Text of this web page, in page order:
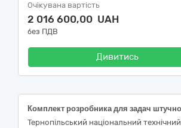
Очікувана вартість
2 016 600,00 UAH
без ПДВ
Дивитись
Тернопільський національний технічний